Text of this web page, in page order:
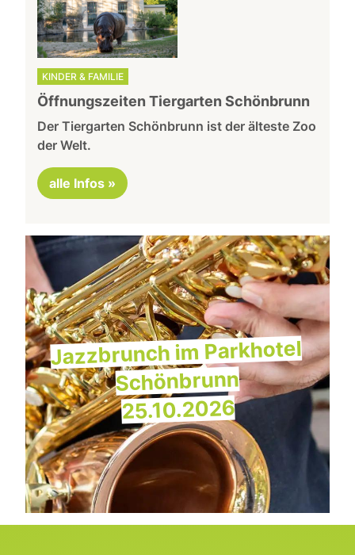
KINDER & FAMILIE
Öffnungszeiten Tiergarten Schönbrunn
Der Tiergarten Schönbrunn ist der älteste Zoo
der Welt.
alle Infos »
Jazzbrunch im Parkhotel
Schönbrunn
25.10.2026